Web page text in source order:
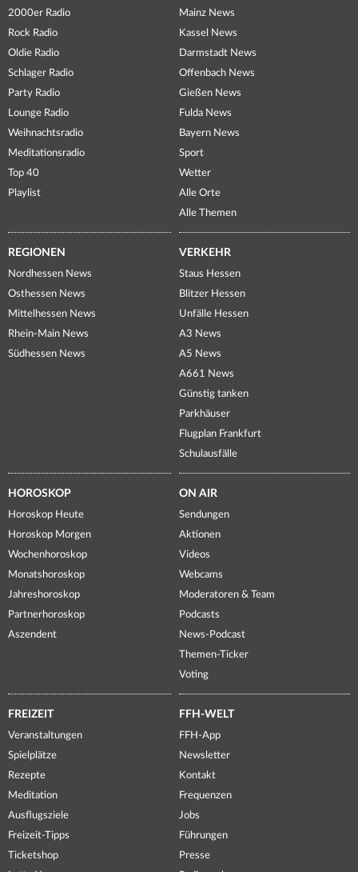
2000er Radio
Rock Radio
Oldie Radio
Schlager Radio
Party Radio
Lounge Radio
Weihnachtsradio
Meditationsradio
Top 40
Playlist
Mainz News
Kassel News
Darmstadt News
Offenbach News
Gießen News
Fulda News
Bayern News
Sport
Wetter
Alle Orte
Alle Themen
REGIONEN
Nordhessen News
Osthessen News
Mittelhessen News
Rhein-Main News
Südhessen News
VERKEHR
Staus Hessen
Blitzer Hessen
Unfälle Hessen
A3 News
A5 News
A661 News
Günstig tanken
Parkhäuser
Flugplan Frankfurt
Schulausfälle
HOROSKOP
Horoskop Heute
Horoskop Morgen
Wochenhoroskop
Monatshoroskop
Jahreshoroskop
Partnerhoroskop
Aszendent
ON AIR
Sendungen
Aktionen
Videos
Webcams
Moderatoren & Team
Podcasts
News-Podcast
Themen-Ticker
Voting
FREIZEIT
Veranstaltungen
Spielplätze
Rezepte
Meditation
Ausflugsziele
Freizeit-Tipps
Ticketshop
FFH-WELT
FFH-App
Newsletter
Kontakt
Frequenzen
Jobs
Führungen
Presse